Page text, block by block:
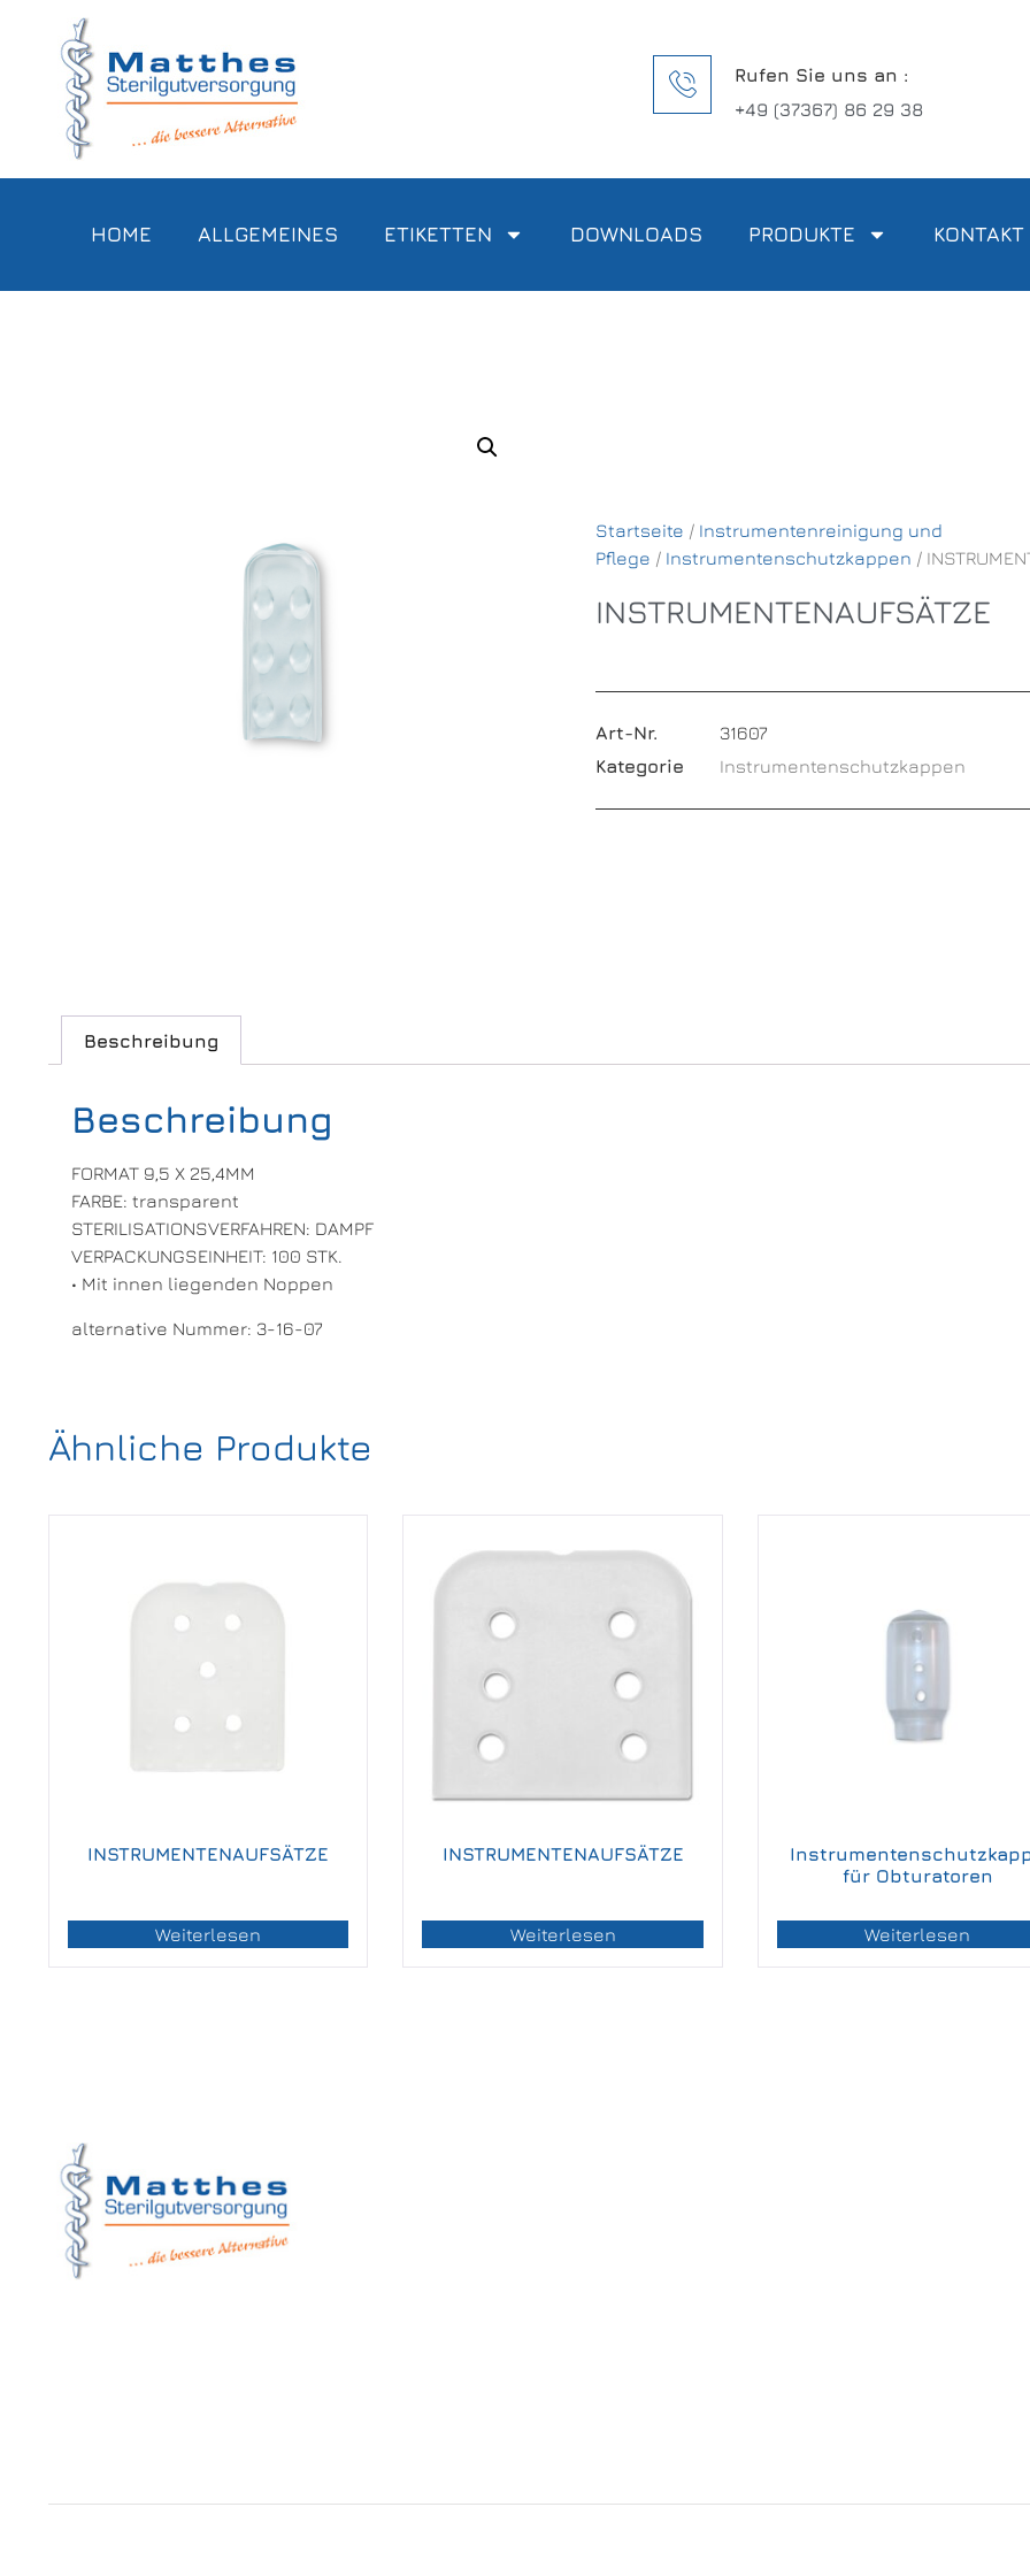
Rufen Sie uns an :
+49 (37367) 86 29 38
HOME ALLGEMEINES ETIKETTEN DOWNLOADS PRODUKTE KONTAKT
Startseite / Instrumentenreinigung und
Pflege / Instrumentenschutzkappen /
INSTRUMENTENAUFSÄTZE
Art-Nr.
31607
Kategorie
Instrumentenschutzkappen
Beschreibung
Beschreibung
FORMAT 9,5 X 25,4MM
FARBE: transparent
STERILISATIONSVERFAHREN: DAMPF
VERPACKUNGSEINHEIT: 100 STK.
• Mit innen liegenden Noppen
alternative Nummer: 3-16-07
Ähnliche Produkte
INSTRUMENTENAUFSÄTZE
Weiterlesen
INSTRUMENTENAUFSÄTZE
Weiterlesen
für Obturatoren
Weiterlesen